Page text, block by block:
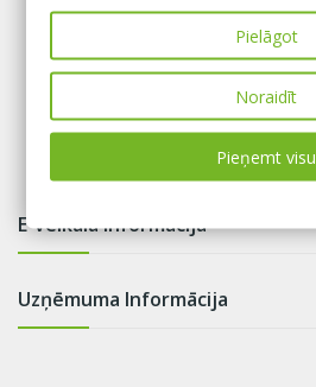
E-veikala informācija
Uzņēmuma Informācija
Pielāgot
Noraidīt
Pieņemt visu